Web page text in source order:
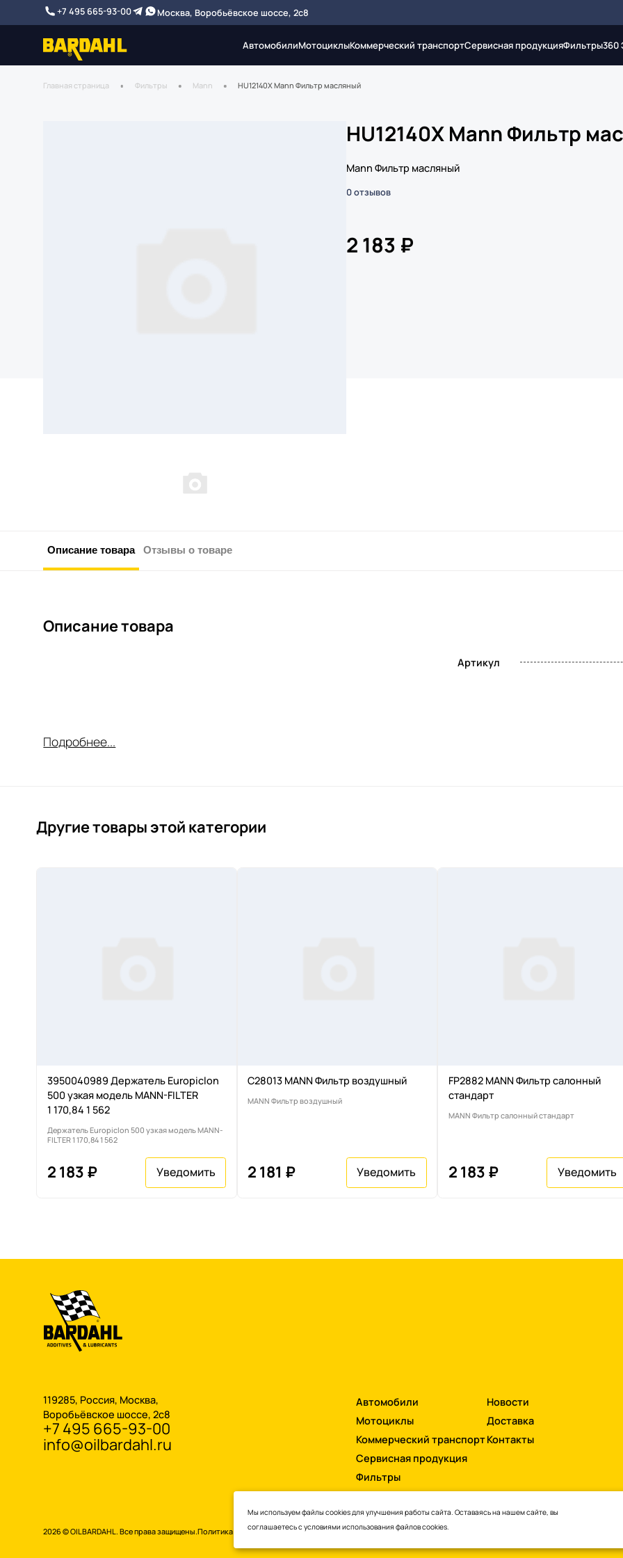
+7 495 665-93-00 Москва, Воробьёвское шоссе, 2с8
АвтомобилиМотоциклыКоммерческий транспортСервисная продукцияФильтры360
Главная страница Фильтры Mann HU12140X Mann Фильтр масляный
HU12140X Mann Фильтр
Mann Фильтр масляный
0 отзывов
2 183 ₽
Описание товара Отзывы о товаре
Описание товара
Подробнее...
Артикул
Другие товары этой категории
3950040989 Держатель Europiclon
500 узкая модель MANN-FILTER
1 170,84 1 562
Держатель Europiclon 500 узкая модель MANN-
FILTER 1 170,84 1 562
2 183 ₽
C28013 MANN Фильтр воздушный
MANN Фильтр воздушный
2 181 ₽
FP2882 MANN Фильтр салонный
стандарт
MANN Фильтр салонный стандарт
2 183 ₽
119285, Россия, Москва,
Воробьёвское шоссе, 2с8
+7 495 665-93-00
info@oilbardahl.ru
Автомобили
Мотоциклы
Коммерческий транспорт
Сервисная продукция
Фильтры
Новости
Доставка
Контакты
2026 © OILBARDAHL. Все права защищены.Политика конфиденциальности
Мы используем файлы cookies для улучшения работы сайта. Оставаясь на нашем сайте, вы
соглашаетесь с условиями использования файлов cookies.